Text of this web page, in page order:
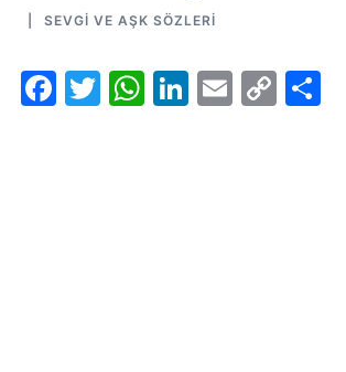
SEVGI VE AŞK SÖZLERI
Facebook
Twitter
WhatsApp
LinkedIn
Email
Copy